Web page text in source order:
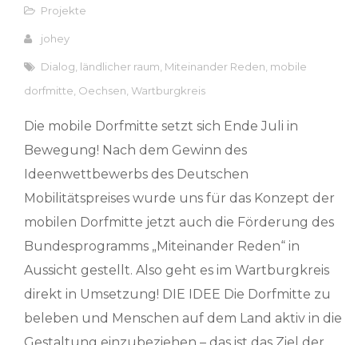
Projekte
johey
Dialog ländlicher raum Miteinander Reden mobile
dorfmitte Oechsen ,Wartburgkreis
Die mobile Dorfmitte setzt sich Ende Juli in
Bewegung! Nach dem Gewinn des
Ideenwettbewerbs des Deutschen
Mobilitätspreises wurde uns für das Konzept der
mobilen Dorfmitte jetzt auch die Förderung des
Bundesprogramms „Miteinander Reden“ in
Aussicht gestellt. Also geht es im Wartburgkreis
direkt in Umsetzung! DIE IDEE Die Dorfmitte zu
beleben und Menschen auf dem Land aktiv in die